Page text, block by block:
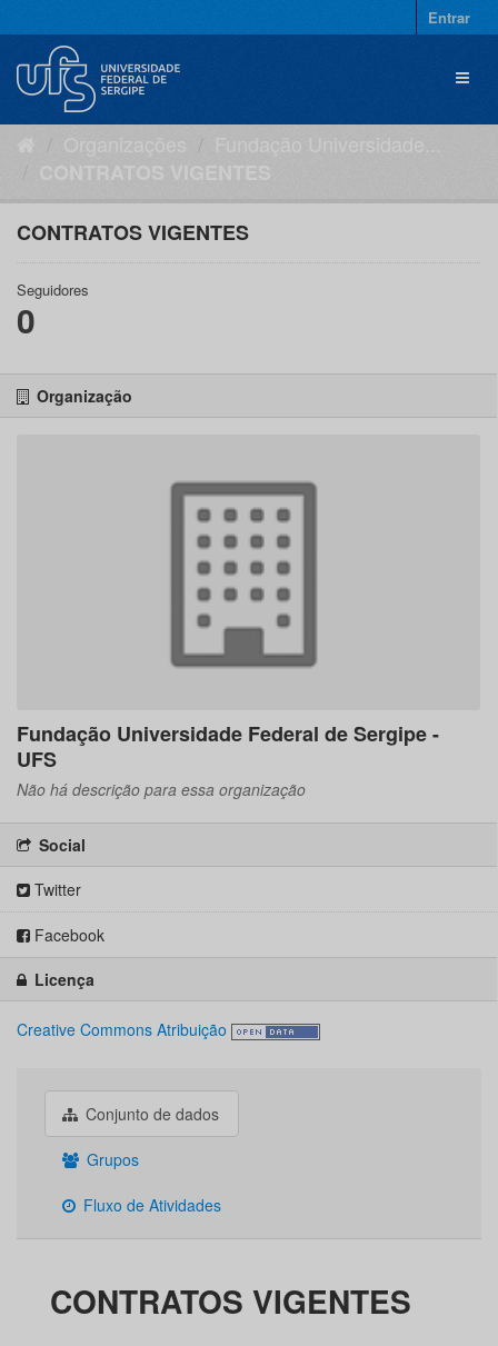
para
conteúdo
Entrar
CONTRATOS VIGENTES
Seguidores
0
Organização
Fundação Universidade Federal de Sergipe -
UFS
Não há descrição para essa organização
Social
Twitter
Facebook
Licença
Creative Commons Atribuição
Conjunto de dados
Grupos
Fluxo de Atividades
CONTRATOS VIGENTES